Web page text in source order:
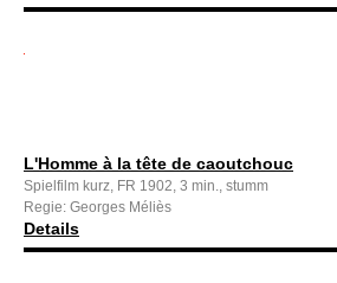
L'Homme à la tête de caoutchouc
Spielfilm kurz, FR 1902, 3 min., stumm
Regie: Georges Méliès
Details